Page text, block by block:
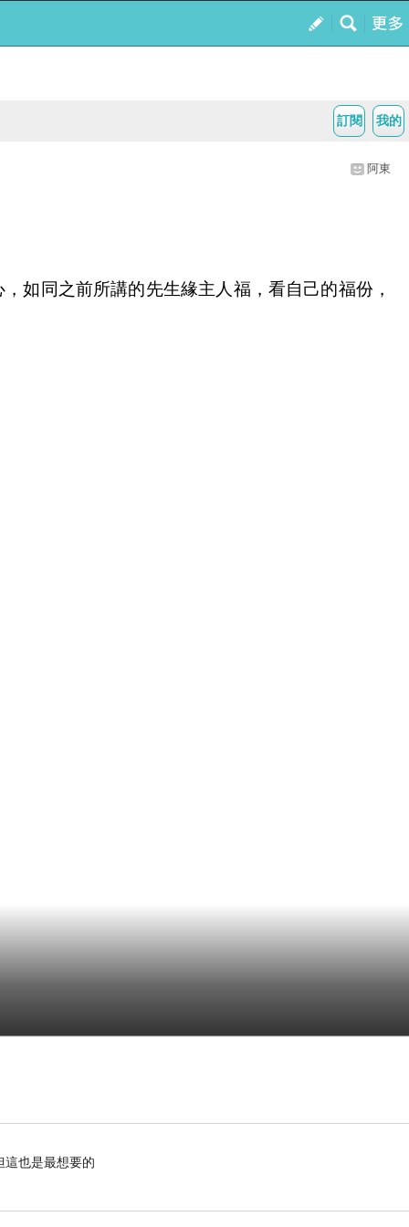
我的
訂閱
阿東
如同之前所講的先生緣主人福，看自己的福份，
這也是最想要的